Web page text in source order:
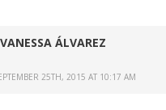
VANESSA ÁLVAREZ
25TH, 2015 AT 10:17 AM